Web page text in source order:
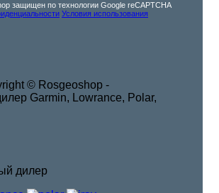
защищен по технологии Google reCAPTCHA
Условия использования
© Rosgeoshop -
Garmin, Lowrance, Polar,
дилер